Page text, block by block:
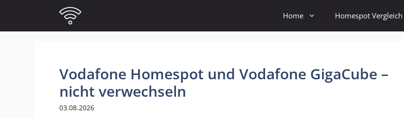
springen
Home Homespot Vergleich
Vodafone Homespot und Vodafone GigaCube –
nicht verwechseln
03.08.2026